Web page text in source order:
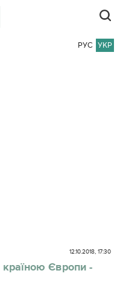
РУС УКР
12.10.2018, 17:30
країною Європи -